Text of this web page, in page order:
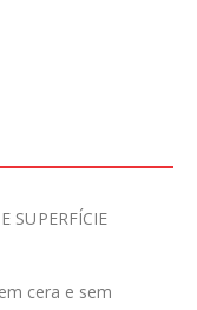
SUPERFÍCIE
cera e sem